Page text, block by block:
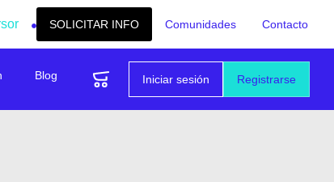
SOLICITAR INFO Comunidades Contacto
Registrarse
Iniciar sesión
Blog